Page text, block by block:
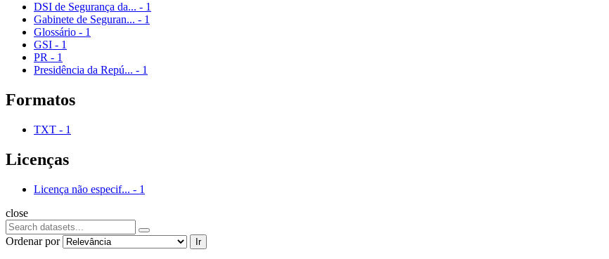
DSI de Segurança da... - 1
Gabinete de Seguran... - 1
Glossário - 1
GSI - 1
PR - 1
Presidência da Repú... - 1
Formatos
TXT - 1
Licenças
Licença não especif... - 1
close
Ordenar por Ir